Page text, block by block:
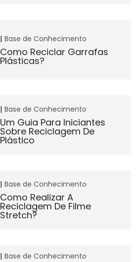
Base de Conhecimento
Como Reciclar Garrafas
Plásticas?
Base de Conhecimento
Um Guia Para Iniciantes
Sobre Reciclagem De
Plástico
Base de Conhecimento
Como Realizar A
Reciclagem De Filme
Stretch?
Base de Conhecimento